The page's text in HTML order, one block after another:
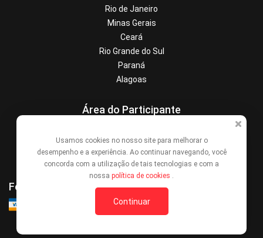
Rio de Janeiro
Minas Gerais
Ceará
Rio Grande do Sul
Paraná
Alagoas
Área do Participante
Denunciar este evento
Contato
Formas de Pagamento
Usamos cookies no nosso site para melhorar o
desempenho e a experiência. Ao continuar navegando, você
concorda com a utilização de tais tecnologias e com a
nossa política de cookies .
Continuar